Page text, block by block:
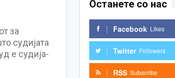
за
судијата
е судија-
Останете со нас
Facebook Likes
Twitter Followers
RSS Subscribe